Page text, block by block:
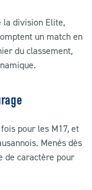
la division Elite,
un match en
du classement,
pour les M17, et
Menés dès
de caractère pour